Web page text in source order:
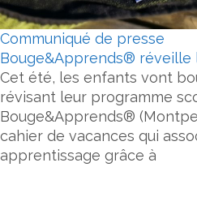
Communiqué de presse
Bouge&Apprends® réveille
Cet été, les enfants vont
révisant leur programme
Bouge&Apprends®
cahier de vacances qui
apprentissage grâce à